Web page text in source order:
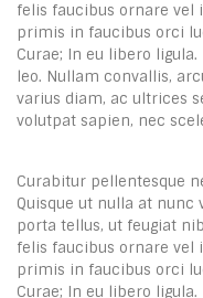
felis faucibus ornare vel
primis in faucibus orci
Curae; In eu libero
leo. Nullam convallis,
varius diam, ac ultrices
volutpat sapien, nec
Curabitur pellentesque
Quisque ut nulla at
porta tellus, ut feugiat
felis faucibus ornare vel
primis in faucibus orci
Curae; In eu libero